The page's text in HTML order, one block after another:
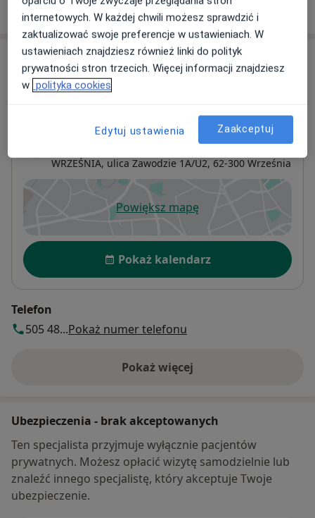
W jaki sposób ustalane są ceny?
Adresy (5)
Adres 1 Adres 2
Optiviamed Centrum Medyczne
WRZEŚNIA, ulica Zawodzie 1A/U2, 62-300 Września
Powiększ mapęotwiera się w nowej karcie
Dostępność
Pokaż kalendarz
Telefon
505 48...Pokaż numer telefonu
Pokaż więcej
o adresie
Ubezpieczenia - brak akceptowanych
Ten specjalista przyjmuje wyłącznie pacjentów
prywatnych. Możesz opłacić wizytę samodzielnie lub
znaleźć innego specjalistę, który akceptuje Twoje
ubezpieczenie.
internetowych. W każdej chwili możesz sprawdzić i
zaktualizować swoje preferencje w ustawieniach. W
ustawieniach znajdziesz również linki do polityk
prywatności stron trzecich. Więcej informacji znajdziesz
w polityka cookies
Edytuj ustawienia Zaakceptuj